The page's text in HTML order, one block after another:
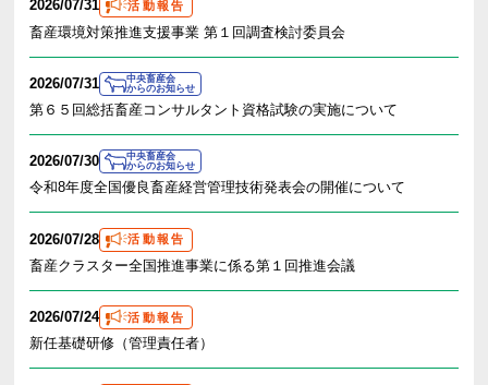
2026/07/31 活動報告
畜産環境対策推進支援事業 第１回調査検討委員会
2026/07/31
中央畜産会
からのお知らせ
第６５回総括畜産コンサルタント資格試験の実施について
2026/07/30
中央畜産会
からのお知らせ
令和8年度全国優良畜産経営管理技術発表会の開催について
2026/07/28 活動報告
畜産クラスター全国推進事業に係る第１回推進会議
2026/07/24 活動報告
新任基礎研修（管理責任者）